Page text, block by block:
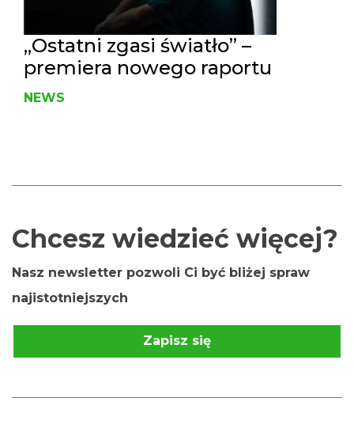
„Ostatni zgasi światło” –
premiera nowego raportu
NEWS
Chcesz wiedzieć więcej?
Nasz newsletter pozwoli Ci być bliżej spraw
najistotniejszych
Zapisz się